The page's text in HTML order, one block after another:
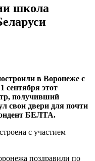
школа
в Воронеже с
сентября этот
получивший
свои двери для почти
БЕЛТА.
поздравили по